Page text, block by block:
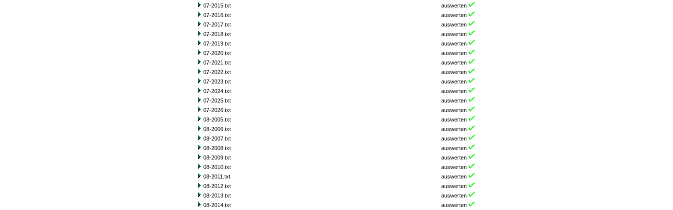
07-2015.txt
auswerten
07-2016.txt
auswerten
07-2017.txt
auswerten
07-2018.txt
auswerten
07-2019.txt
auswerten
07-2020.txt
auswerten
07-2021.txt
auswerten
07-2022.txt
auswerten
07-2023.txt
auswerten
07-2024.txt
auswerten
07-2025.txt
auswerten
07-2026.txt
auswerten
08-2005.txt
auswerten
08-2006.txt
auswerten
08-2007.txt
auswerten
08-2008.txt
auswerten
08-2009.txt
auswerten
08-2010.txt
auswerten
08-2011.txt
auswerten
08-2012.txt
auswerten
08-2013.txt
auswerten
08-2014.txt
auswerten